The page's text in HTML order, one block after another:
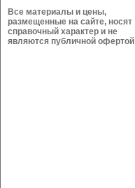
Все материалы и цены,
размещенные на сайте, носят
справочный характер и не
являются публичной офертой